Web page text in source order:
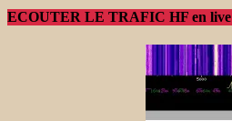
ECOUTER LE TRAFIC HF en live